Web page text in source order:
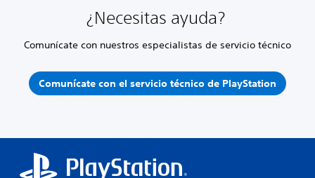
¿Necesitas ayuda?
Comunícate con nuestros especialistas de servicio técnico
Comunícate con el servicio técnico de PlayStation